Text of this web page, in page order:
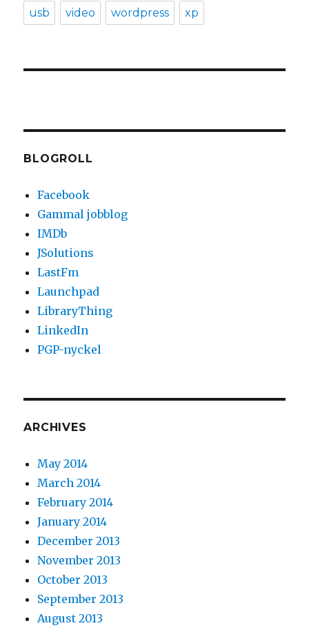
usb video wordpress xp
BLOGROLL
Facebook
Gammal jobblog
IMDb
JSolutions
LastFm
Launchpad
LibraryThing
LinkedIn
PGP-nyckel
ARCHIVES
May 2014
March 2014
February 2014
January 2014
December 2013
November 2013
October 2013
September 2013
August 2013